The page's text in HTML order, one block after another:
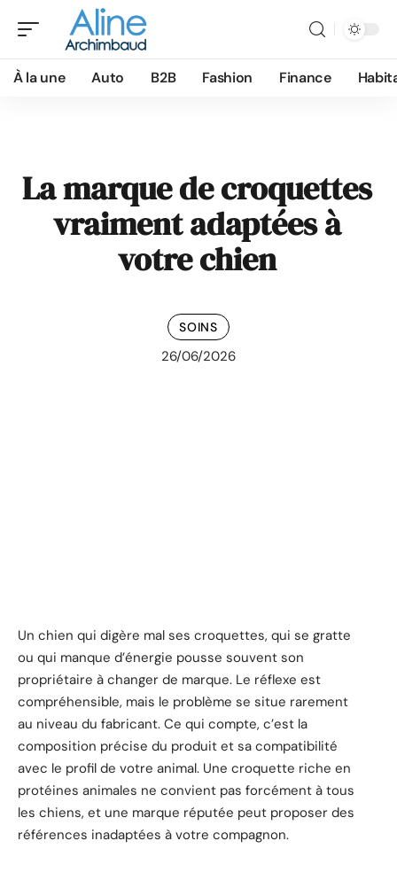
À la une Auto B2B Fashion Finance
La marque de croquettes
vraiment adaptées à
votre chien
SOINS
26/06/2026
Un chien qui digère mal ses croquettes, qui se gratte
ou qui manque d’énergie pousse souvent son
propriétaire à changer de marque. Le réflexe est
compréhensible, mais le problème se situe rarement
au niveau du fabricant. Ce qui compte, c’est la
composition précise du produit et sa compatibilité
avec le profil de votre animal. Une croquette riche en
protéines animales ne convient pas forcément à tous
les chiens, et une marque réputée peut proposer des
références inadaptées à votre compagnon.